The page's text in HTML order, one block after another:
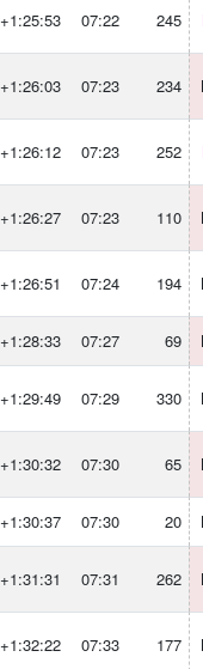
+1:25:53 07:22 245
+1:26:03 07:23 234
+1:26:12 07:23 252
+1:26:27 07:23 110
+1:26:51 07:24 194
+1:28:33 07:27 69
+1:29:49 07:29 330
+1:30:32 07:30 65
+1:30:37 07:30 20
+1:31:31 07:31 262
+1:32:22 07:33 177